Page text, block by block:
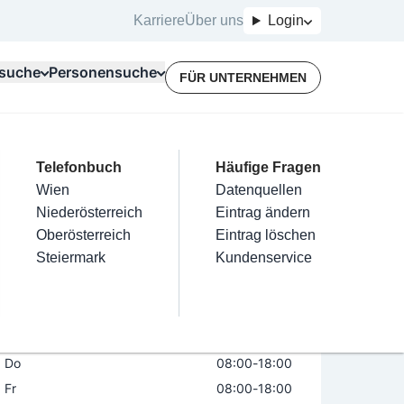
KarriereÜber uns Login
Kategorien
Friseur
Nägel
Haarentfernung
Make-Up
Für Unternehmer
Terminbuchung
Kostenlose Beratung
Top Branchen
Elektriker
Installateure
Maler & Lackierer
Branchen A-Z
Mein Firmeneintrag
Eintrag hinzufügen
Eintrag beanspruchen
Eintrag verwalten
Eintrag bewerben
Personensuche
Telefonbuch
Wien
Niederösterreich
Oberösterreich
Steiermark
Häufige Fragen
Datenquellen
Eintrag ändern
Eintrag löschen
Kundenservice
FÜR UNTERNEHMEN
GmbH
Öffnungszeiten
Do
08:00-18:00
Fr
08:00-18:00